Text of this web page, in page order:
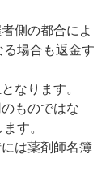
側の都合によ
場合も返金す
なります。
ものではな
す。
は薬剤師名簿